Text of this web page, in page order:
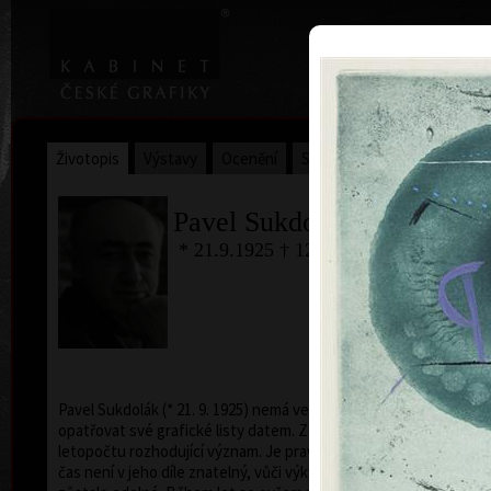
Home |
Životopis Sbírky
Pavel Sukdolák
* 21.9.1925 † 12.6.2022
Pavel Sukdolák (* 21. 9. 1925) nemá ve zvyku
opatřovat své grafické listy datem. Zřejmě nepřikládá
letopočtu rozhodující význam. Je pravda, že míjející
čas není v jeho díle znatelný, vůči výkyvům času